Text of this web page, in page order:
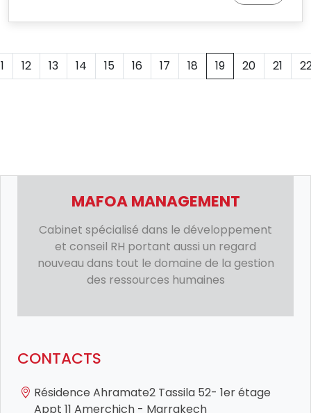
12 13 14 15 16 17 18 19 20 21
MAFOA MANAGEMENT
Cabinet spécialisé dans le développement
et conseil RH portant aussi un regard
nouveau dans tout le domaine de la gestion
des ressources humaines
CONTACTS
Résidence Ahramate2 Tassila 52- 1er étage
Appt 11 Amerchich - Marrakech